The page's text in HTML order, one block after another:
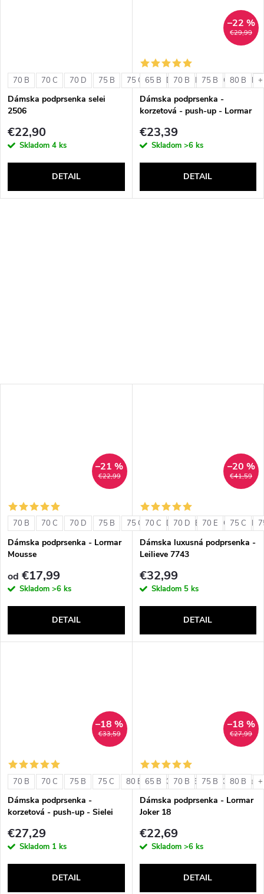
70 B 70 C 70 D 75 B 75 C 75 D 80 B 80 C 80 D
Dámska podprsenka selei
2506
€22,90
Skladom 4 ks
DETAIL
€29,99
–22 %
65 B 70 B 75 B 80 B
Dámska podprsenka -
korzetová - push-up - Lormar
€23,39
Skladom >6 ks
DETAIL
€22,99
–21 %
70 B 70 C 70 D 75 B 75 C 75 D 80 B 80 C 80 D
Dámska podprsenka - Lormar
Mousse
od €17,99
Skladom >6 ks
DETAIL
€41,59
–20 %
70 C 70 D 70 E 75 C
Dámska luxusná podprsenka -
Leilieve 7743
€32,99
Skladom 5 ks
DETAIL
€33,59
–18 %
70 B 70 C 75 B 75 C 80 B 80 C 85 B 85 C +
Dámska podprsenka -
korzetová - push-up - Sielei
€27,29
Skladom 1 ks
DETAIL
€27,99
–18 %
65 B 70 B 75 B 80 B
Dámska podprsenka - Lormar
Joker 18
€22,69
Skladom >6 ks
DETAIL